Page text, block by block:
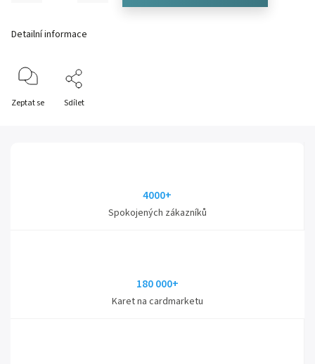
Detailní informace
Zeptat se Sdílet
4000+
Spokojených zákazníků
180 000+
Karet na cardmarketu